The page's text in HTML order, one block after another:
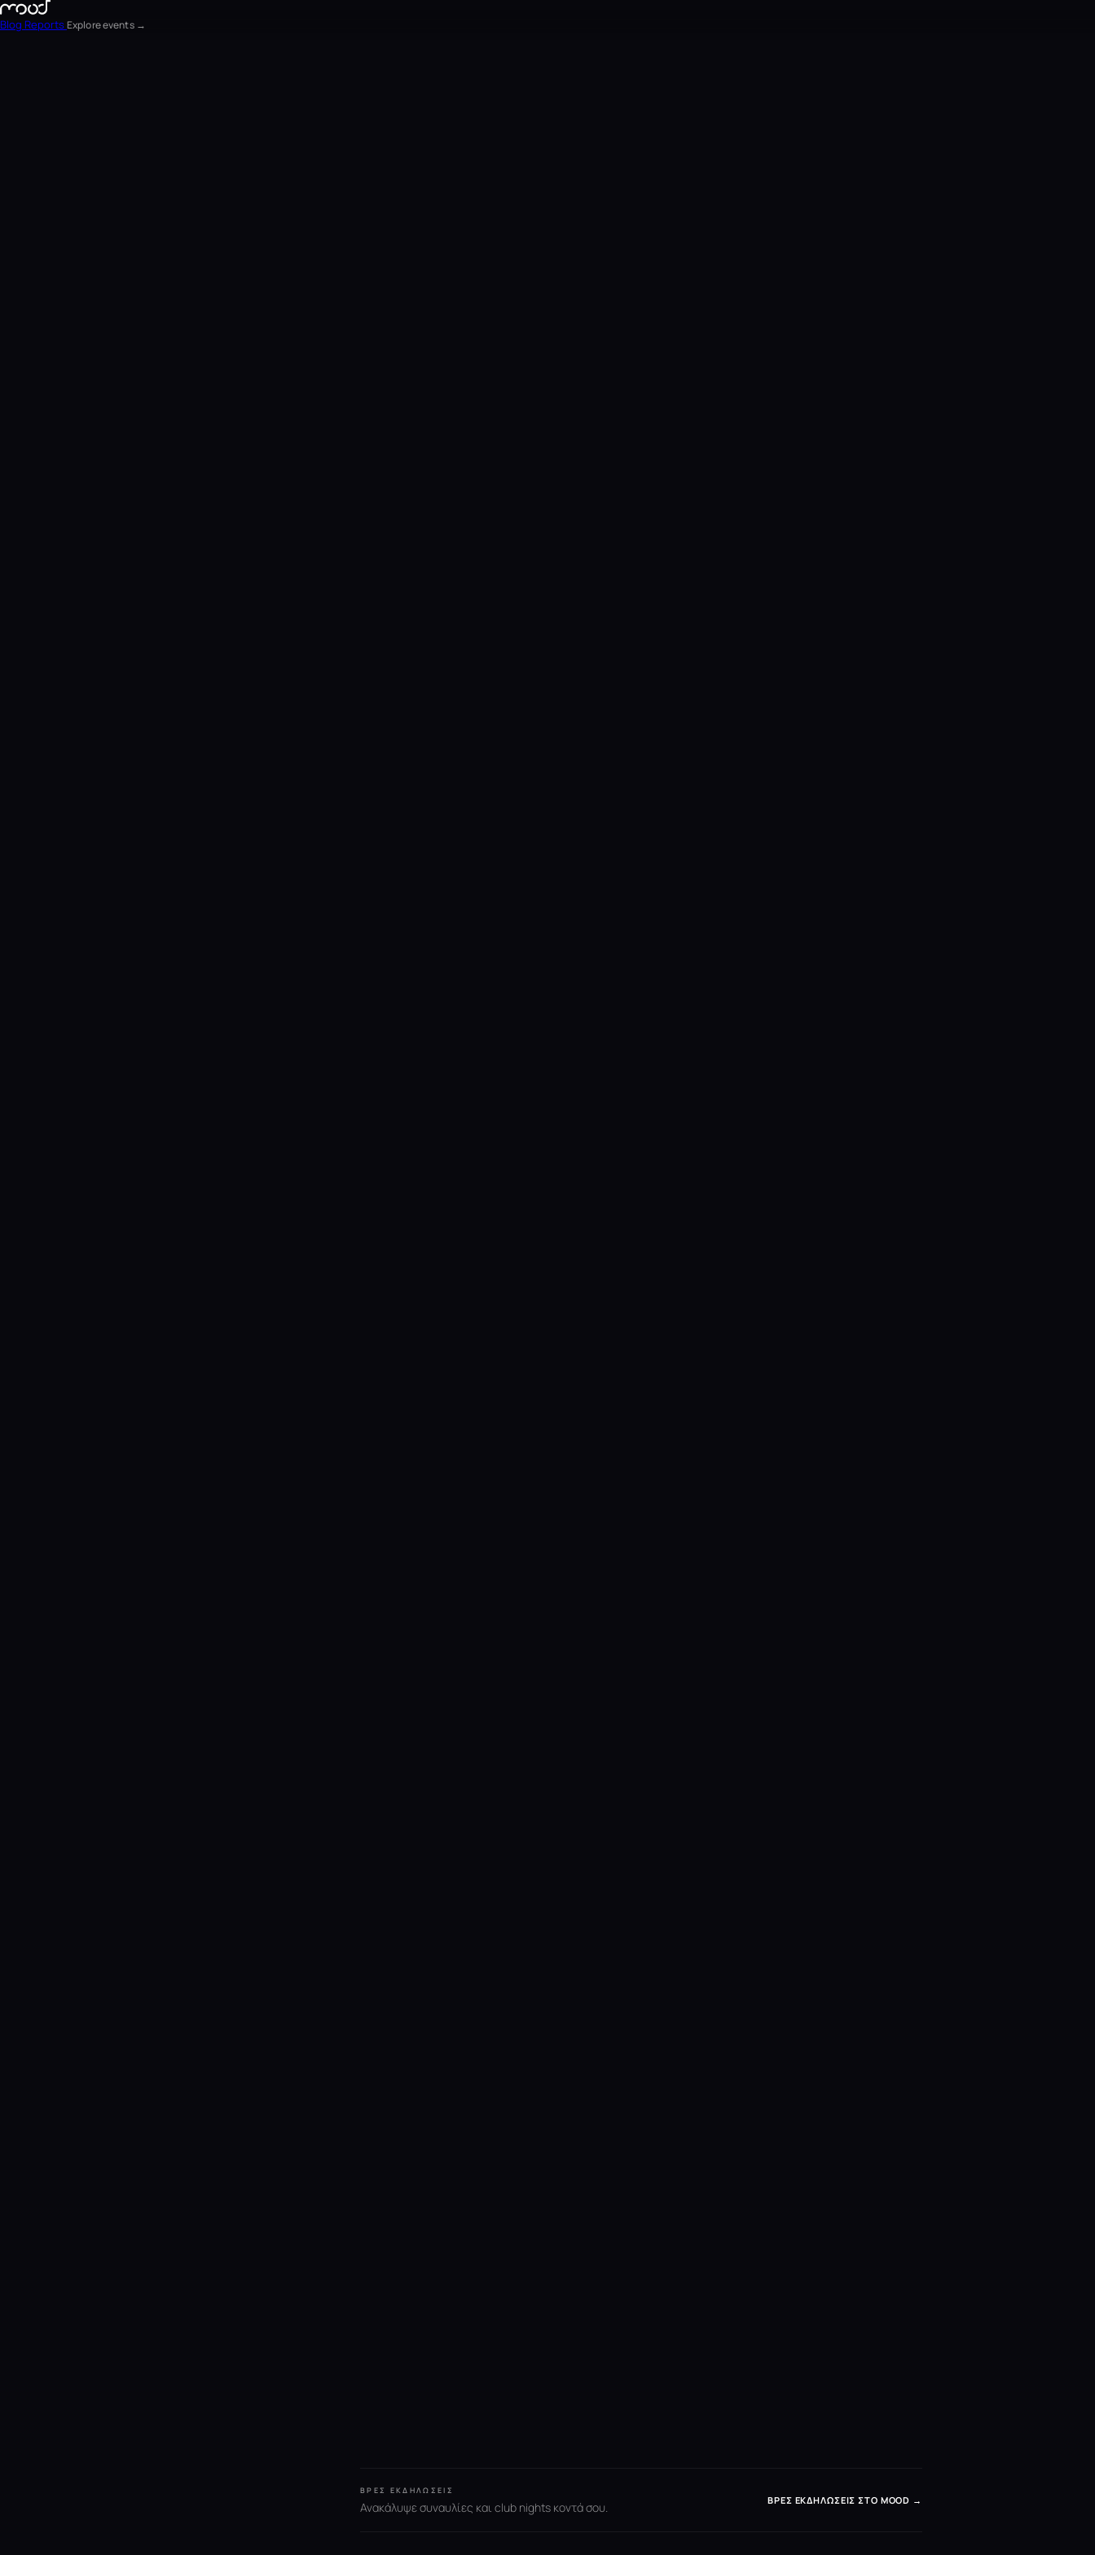
Blog Reports Explore events →
ΒΡΕΣ ΕΚΔΗΛΏΣΕΙΣ
Ανακάλυψε συναυλίες και club nights κοντά σου. ΒΡΕΣ ΕΚΔΗΛΏΣΕΙΣ ΣΤΟ MOOD →